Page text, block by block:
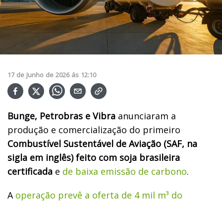
17 de Junho de 2026 ás 12:10
Bunge, Petrobras e Vibra anunciaram a
produção e comercialização do primeiro
Combustível Sustentável de Aviação (SAF, na
sigla em inglês) feito com soja brasileira
certificada e de baixa emissão de carbono.
A operação prevê a oferta de 4 mil m³ do